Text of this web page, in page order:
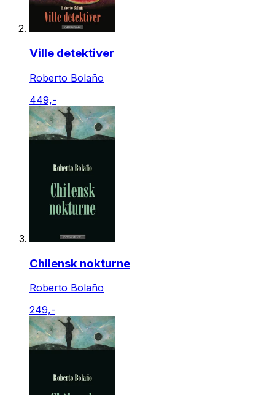
Ville detektiver
Roberto Bolaño
449,-
Chilensk nokturne
Roberto Bolaño
249,-